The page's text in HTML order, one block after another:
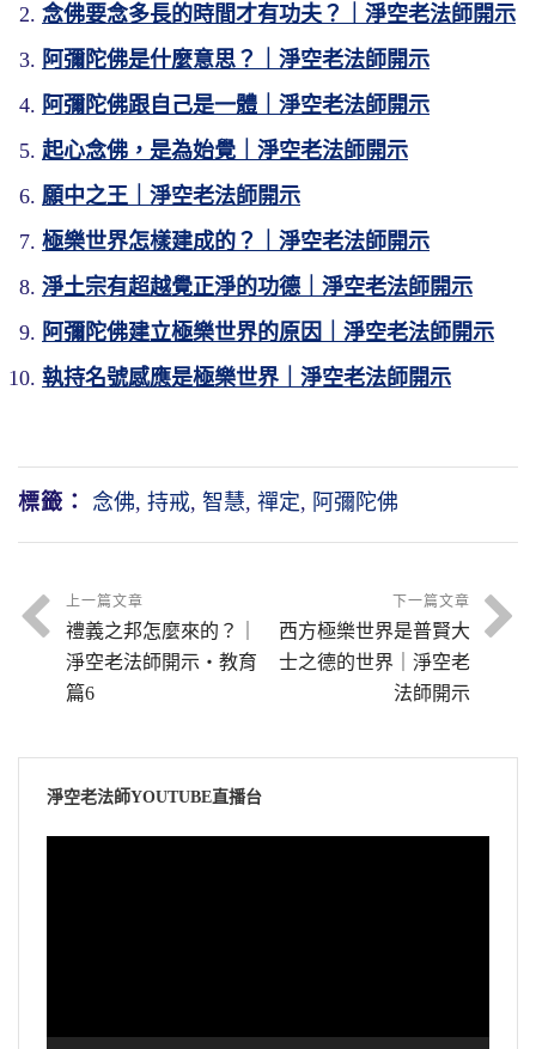
「又念佛即是持戒」，我們要不要再去學戒
律？念佛人不需要了。戒律有三大類，第一個
是律儀戒，一定一條一條的遵守，特別是對初
學的也很重要。
真念佛的人，一天到晚十萬聲佛號，那個念佛
就是持戒，這叫什麼？道共戒。念佛是修道，
持戒。
做壞事情，沒有惡念，也沒有惡行，所以定共
戒，定裡頭有戒，道裡頭有戒。如果沒有修
道，沒有修定，那就要持戒；沒有戒，佛法就
沒有了，這個諸位同修不能不知道，戒律沒有
所以我們今天念佛還要強調持戒，為什麼？念
佛我們自己成就，這地球上許許多多眾生他們
學佛的人，想什麼最好？給諸位說，想阿彌陀
滿，代表自性的全體，一句阿彌陀佛全都包括
了，不必零零散散去修那一切散善，你這是大
圓滿。
要學經，佛一生講了不少經，你要知道，這不
度我的。
有對象，什麼人都合適，《無量壽經》、《阿
彌陀經》。換句話說，這個經雖然是在二、三
千年以前說的，我們可以說他對我說的，為什
麼？平等法。其他的經不平等，有特殊對象，
把你治好。
古來祖師大德勸導我們「念經不如念咒，念咒
陀佛所召之德無有量。你念這句阿彌陀佛，你
用清淨心去念，用平等心去念，用真誠心去
念，這一句阿彌陀佛那個功德無量無邊，什麼
題？你念的心不誠、不真，裡面有懷疑、有夾
愈是真誠、愈是清淨、愈是平等，那個功德就
愈大，同一句佛號。為什麼？真誠、清淨、平
裡面有懷疑、有夾雜，妄心，妄心念這一句真
心的時候，真心也變成妄心，就這麼回事情。
境隨心轉，名號也是境，也隨心轉，端看我們
麼樣的魔難，一句阿彌陀佛就解決了。不但消
要有這個心；你有希望，就會有失望，你就會
我們學佛是接受佛陀的教育，這個要懂，與宗
教不相干，釋迦牟尼佛不是神，也不是仙，他
是人。佛是什麼意思你得搞清楚，印度人稱佛
陀，我們中國人稱聖人，這個佛跟聖意思相
同。中國聖的定義，聖是明瞭事實真相，換句
人，聖人是個明白人。「佛」的意思是覺悟，
不是神，也不是仙。
佛陀教育變成宗教，你說糟不糟糕？宗教是迷
信的。佛門裡面拜佛、拜菩薩，跟我們中國人
拜祖先意思相同，慎終追遠，是紀念的意思，
跟宗教裡拜神是完全不一樣，我們紀念這位老
成就的學長。像孔老夫子七十二賢，三千弟子
裡七十二個傑出的人才，那是賢人，在佛法裡
念佛要念多長的時間才有功夫？｜淨空老法師開示
阿彌陀佛是什麼意思？｜淨空老法師開示
阿彌陀佛跟自己是一體｜淨空老法師開示
起心念佛，是為始覺｜淨空老法師開示
願中之王｜淨空老法師開示
極樂世界怎樣建成的？｜淨空老法師開示
淨土宗有超越覺正淨的功德｜淨空老法師開示
阿彌陀佛建立極樂世界的原因｜淨空老法師開示
執持名號感應是極樂世界｜淨空老法師開示
標籤： 念佛, 持戒, 智慧, 禪定, 阿彌陀佛
上一篇文章
禮義之邦怎麼來的？｜
淨空老法師開示・教育
篇6
下一篇文章
西方極樂世界是普賢大
士之德的世界｜淨空老
法師開示
淨空老法師YOUTUBE直播台